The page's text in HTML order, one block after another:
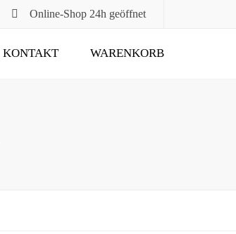
Online-Shop 24h geöffnet
Submit
KONTAKT WARENKORB